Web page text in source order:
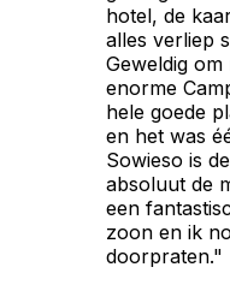
hotel, de
alles verliep
Geweldig
enorme
hele goede
en het was
Sowieso is
absoluut de
een
zoon en ik
doorpraten."